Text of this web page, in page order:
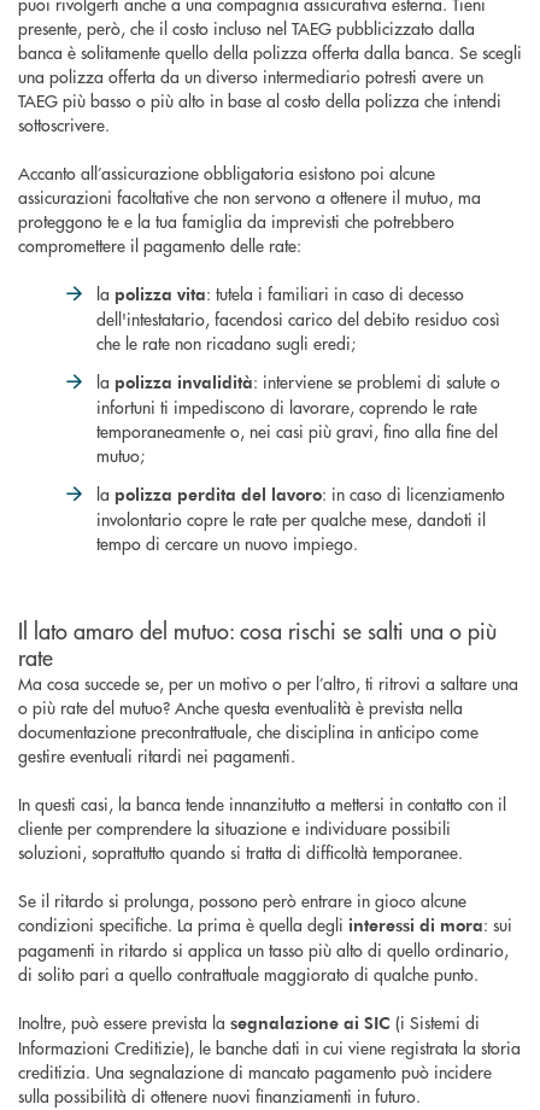
presente, però, che il costo incluso nel TAEG pubblicizzato dalla
banca è solitamente quello della polizza offerta dalla banca. Se scegli
una polizza offerta da un diverso intermediario potresti avere un
TAEG più basso o più alto in base al costo della polizza che intendi
sottoscrivere.
Accanto all’assicurazione obbligatoria esistono poi alcune
assicurazioni facoltative che non servono a ottenere il mutuo, ma
proteggono te e la tua famiglia da imprevisti che potrebbero
compromettere il pagamento delle rate:
la polizza vita: tutela i familiari in caso di decesso
dell'intestatario, facendosi carico del debito residuo così
che le rate non ricadano sugli eredi;
la polizza invalidità: interviene se problemi di salute o
infortuni ti impediscono di lavorare, coprendo le rate
temporaneamente o, nei casi più gravi, fino alla fine del
mutuo;
la polizza perdita del lavoro: in caso di licenziamento
involontario copre le rate per qualche mese, dandoti il
tempo di cercare un nuovo impiego.
Il lato amaro del mutuo: cosa rischi se salti una o più
rate
Ma cosa succede se, per un motivo o per l’altro, ti ritrovi a saltare una
o più rate del mutuo? Anche questa eventualità è prevista nella
documentazione precontrattuale, che disciplina in anticipo come
gestire eventuali ritardi nei pagamenti.
In questi casi, la banca tende innanzitutto a mettersi in contatto con il
cliente per comprendere la situazione e individuare possibili
soluzioni, soprattutto quando si tratta di difficoltà temporanee.
Se il ritardo si prolunga, possono però entrare in gioco alcune
condizioni specifiche. La prima è quella degli interessi di mora: sui
pagamenti in ritardo si applica un tasso più alto di quello ordinario,
di solito pari a quello contrattuale maggiorato di qualche punto.
Inoltre, può essere prevista la segnalazione ai SIC (i Sistemi di
Informazioni Creditizie), le banche dati in cui viene registrata la storia
creditizia. Una segnalazione di mancato pagamento può incidere
sulla possibilità di ottenere nuovi finanziamenti in futuro.